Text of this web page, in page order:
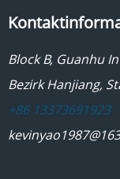
Block B, Guanhu
Bezirk Hanjiang,
+86 13373691923